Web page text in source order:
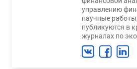
управлению
научные
публикуются в
журналах по